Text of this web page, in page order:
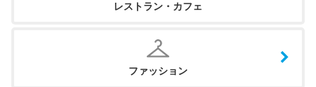
レストラン・カフェ
ファッション